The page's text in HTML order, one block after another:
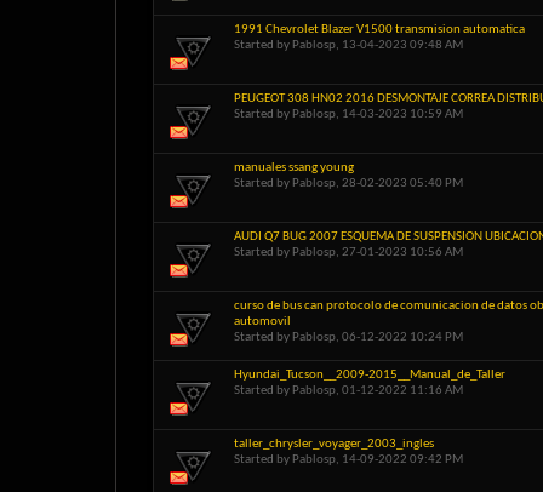
1991 Chevrolet Blazer V1500 transmision automatica
Started by Pablosp, 13-04-2023 09:48 AM
PEUGEOT 308 HN02 2016 DESMONTAJE CORREA
Started by Pablosp, 14-03-2023 10:59 AM
manuales ssang young
Started by Pablosp, 28-02-2023 05:40 PM
AUDI Q7 BUG 2007 ESQUEMA DE SUSPENSION
Started by Pablosp, 27-01-2023 10:56 AM
curso de bus can protocolo de comunicacion de datos
automovil
Started by Pablosp, 06-12-2022 10:24 PM
Hyundai_Tucson__2009-2015__Manual_de_Taller
Started by Pablosp, 01-12-2022 11:16 AM
taller_chrysler_voyager_2003_ingles
Started by Pablosp, 14-09-2022 09:42 PM